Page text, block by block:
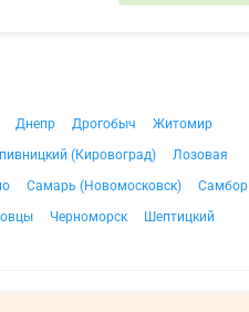
Днепр Дрогобыч
Житомир
(Кировоград)
Лозовая
Самарь (Новомосковск)
Самбор
Черноморск Шептицкий